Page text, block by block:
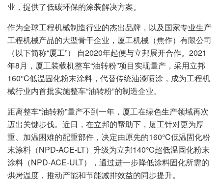
业，提供了低碳环保的涂装解决方案。
作为全球工程机械制造行业的杰出品牌，以及国家专业生产
工程机械产品的大型骨干企业，厦工机械（焦作）有限公司
（以下简称“厦工”） 自2020年起便与立邦展开合作。2021
年8月，厦工装载机整车“油转粉”项目实现量产，采用立邦
160°C低温固化粉末涂料，代替传统油漆喷涂，成为工程机
械行业内首批实施整车“油转粉”的制造企业。
距离整车“油转粉”量产不到一年，厦工在绿色生产领域再次
迈出关键步伐。近日，在立邦的帮助下，厦工针对更为厚
重、加温困难的配重部件，决定由原先的160°C低温固化粉
末涂料（NPD-ACE-LT）升级为立邦140°C超低温固化粉末
涂料（NPD-ACE-ULT），通过进一步降低涂料固化所需的
烘烤温度，推动产能和节能减排效益的同步提升。